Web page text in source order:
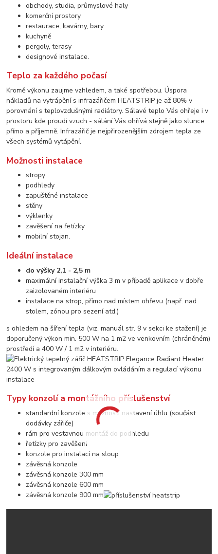
obchody, studia, průmyslové haly
komerční prostory
restaurace, kavárny, bary
kuchyně
pergoly, terasy
designové instalace.
Teplo za každého počasí
Kromě výkonu zaujme vzhledem, a také spotřebou. Úspora
nákladů na vytrápění s infrazářičem HEATSTRIP je až 80% v
porovnání s teplovzdušnými radiátory. Sálavé teplo Vás ohřeje i v
prostoru kde proudí vzuch - sálání Vás ohřívá stejně jako slunce
přímo a příjemně. Infrazářič je nejpřirozenějším zdrojem tepla ze
všech systémů vytápění.
Možnosti instalace
stropy
podhledy
zapuštěné instalace
stěny
výklenky
zavěšení na řetízky
mobilní stojan.
Ideální instalace
do výšky 2,1 - 2,5 m
maximální instalační výška 3 m v případě aplikace v dobře
zaizolovaném interiéru
instalace na strop, přímo nad místem ohřevu (např. nad
stolem, zónou pro sezení atd.)
s ohledem na šíření tepla (viz. manuál str. 9 v sekci ke stažení) je
doporučený výkon min. 500 W na 1 m2 ve venkovním (chráněném)
prostředí a 400 W / 1 m2 v interiéru.
Typy konzolí a montážního příslušenství
standardní konzole s možností nastavení úhlu (součást
dodávky zářiče)
rám pro vestavnou montáž do podhledu
řetízky pro zavěšení
konzole pro instalaci na sloup
závěsná konzole
závěsná konzole 300 mm
závěsná konzole 600 mm
závěsná konzole 900 mm